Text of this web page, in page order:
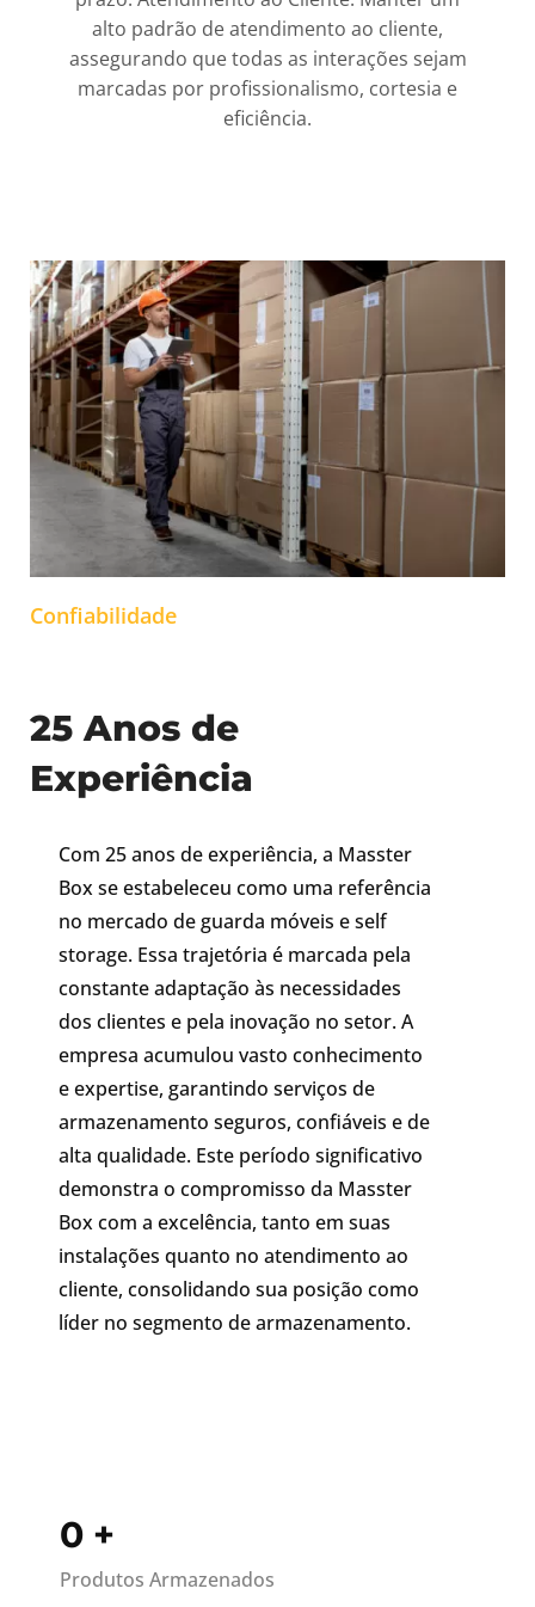
alto padrão de atendimento ao cliente,
assegurando que todas as interações sejam
marcadas por profissionalismo, cortesia e
eficiência.
Confiabilidade
25 Anos de
Experiência
Com 25 anos de experiência, a Masster
Box se estabeleceu como uma referência
no mercado de guarda móveis e self
storage. Essa trajetória é marcada pela
constante adaptação às necessidades
dos clientes e pela inovação no setor. A
empresa acumulou vasto conhecimento
e expertise, garantindo serviços de
armazenamento seguros, confiáveis e de
alta qualidade. Este período significativo
demonstra o compromisso da Masster
Box com a excelência, tanto em suas
instalações quanto no atendimento ao
cliente, consolidando sua posição como
líder no segmento de armazenamento.
0 +
Produtos Armazenados